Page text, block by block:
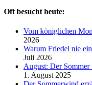
Oft besucht heute:
Vom königlichen
2026
Warum Friedel nie
Juli 2026
August: Der Sommer
1. August 2025